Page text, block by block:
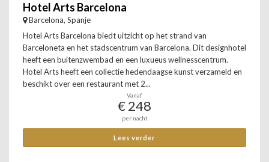
Hotel Arts Barcelona
Barcelona, Spanje
Hotel Arts Barcelona biedt uitzicht op het strand van
Barceloneta en het stadscentrum van Barcelona. Dit designhotel
heeft een buitenzwembad en een luxueus wellnesscentrum.
Hotel Arts heeft een collectie hedendaagse kunst verzameld en
beschikt over een restaurant met 2...
Vanaf
€ 248
per nacht
Lees verder